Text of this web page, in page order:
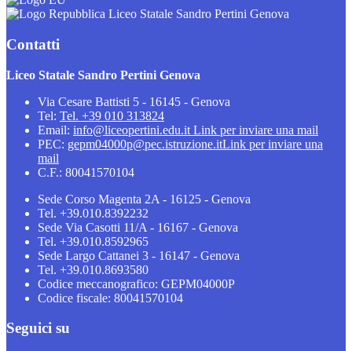
Liceo Statale Sandro Pertini Genova
Contatti
Liceo Statale Sandro Pertini Genova
Via Cesare Battisti 5 - 16145 - Genova
Tel: Tel. +39 010 313824
Email: info@liceopertini.edu.it Link per inviare una mail
PEC: gepm04000p@pec.istruzione.itLink per inviare una
mail
C.F.: 80041570104
Sede Corso Magenta 2A - 16125 - Genova
Tel. +39.010.8392232
Sede Via Casotti 11/A - 16167 - Genova
Tel. +39.010.8592965
Sede Largo Cattanei 3 - 16147 - Genova
Tel. +39.010.8693580
Codice meccanografico: GEPM04000P
Codice fiscale: 80041570104
Seguici su